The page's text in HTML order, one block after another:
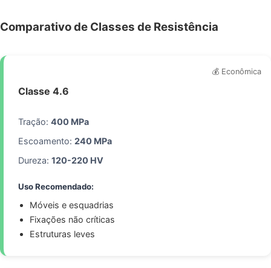
Comparativo de Classes de Resistência
Classe 4.6
Tração: 400 MPa
Escoamento: 240 MPa
Dureza: 120-220 HV
Uso Recomendado:
Móveis e esquadrias
Fixações não críticas
Estruturas leves
💰 Econômica